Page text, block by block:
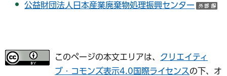
公益財団法人日本産業廃棄物処理振興センター
このページの本文エリアは、 クリエイティ
ブ・コモンズ表示4.0国際ライセンス の下、オ